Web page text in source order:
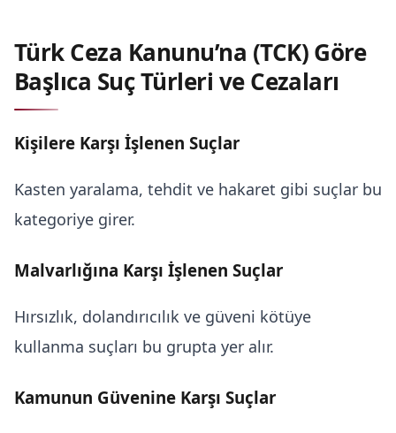
Türk Ceza Kanunu’na (TCK) Göre
Başlıca Suç Türleri ve Cezaları
Kişilere Karşı İşlenen Suçlar
Kasten yaralama, tehdit ve hakaret gibi suçlar bu
kategoriye girer.
Malvarlığına Karşı İşlenen Suçlar
Hırsızlık, dolandırıcılık ve güveni kötüye
kullanma suçları bu grupta yer alır.
Kamunun Güvenine Karşı Suçlar